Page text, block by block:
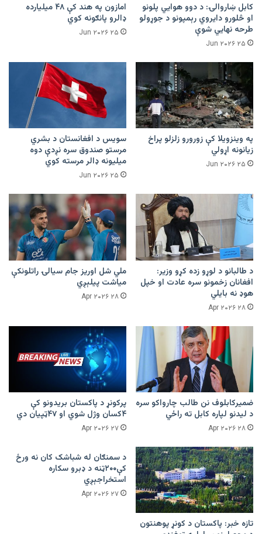
کابل ښاروالۍ: د دوو هوايي پلونو
او څلورو دایروي رېمپونو د جوړولو
طرحه نهایي شوې
۲۵ Jun ۲۰۲۶
امازون په هند کې ۴۸ میلیارده
ډالرو پانګونه کوي
۲۵ Jun ۲۰۲۶
په وینزویلا کې زورورو زلزلو پراخ
زیانونه اړولي
۲۵ Jun ۲۰۲۶
سویس د افغانستان د بشري
مرستو صندوق سره نږدې دوه
میلیونه ډالر مرسته کوي
۲۵ Jun ۲۰۲۶
د طالبانو د لوړو زده کړو وزیر:
افغانان زخمونو سره عادت او خپل
هوډ نه بایلي
۲۸ Apr ۲۰۲۶
ملي شل اوریز جام سیالۍ راتلونکې
میاشت پیلېږي
۲۸ Apr ۲۰۲۶
ضمیرکابلوف نن طالب چارواکو سره
د لیدنو لپاره کابل ته راځي
۲۸ Apr ۲۰۲۶
پرکونړ د پاکستان بریدونو کې
۴کسان وژل شوي او ۴۷ټپیان دي
۲۷ Apr ۲۰۲۶
تازه خبر: پاکستان د کونړ پوهنتون
د سمنګان له شباشک کان نه ورځ
کې۲۰۰ټنه د ډبرو سکاره
استخراجېږي
۲۷ Apr ۲۰۲۶